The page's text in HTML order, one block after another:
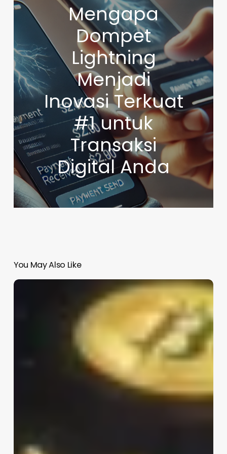
Mengapa
Dompet
Lightning
Menjadi
Inovasi Terkuat
#1 untuk
Transaksi
Digital Anda
You May Also Like